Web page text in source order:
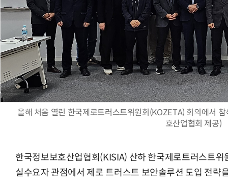
올해 처음 열린 한국제로트러스트위원회(KOZETA) 회의에서
호산업협회 제공)
한국정보보호산업협회(KISIA) 산하 한국제로트러스트
실수요자 관점에서 제로 트러스트 보안솔루션 도입 전략
AI Native Enterprise를 지원하는 AI Ready Data